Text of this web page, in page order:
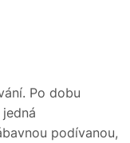
Po dobu
podívanou,